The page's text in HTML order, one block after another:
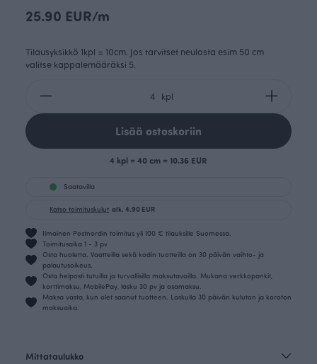
25.90 EUR/m
Tilausyksikkö 1kpl = 10cm. Jos tarvitset neulosta esim 50 cm
valitse kappalemääräksi 5.
kpl
Lisää ostoskoriin
4 kpl = 40 cm = 10.36 EUR
Saatavilla
Katso toimituskulut alk. 4.90 EUR
Ilmainen Postnordin toimitus yli 100 € tilauksille Suomessa.
Toimitusaika 1 - 3 pv
Osta huoletta. Vaatteilla sekä kodin tuotteilla on 30 päivän vaihto- ja
palautusoikeus.
Osta helposti tutuilla ja turvallisilla maksutavoilla. Mukana verkkopankit,
korttimaksu, MobilePay, lasku 30 pv ja osamaksu.
Maksa vasta, kun olet saanut tuotteen. Laskulla 30 päivän kuluton ja koroton
maksuaika.
Mittataulukko